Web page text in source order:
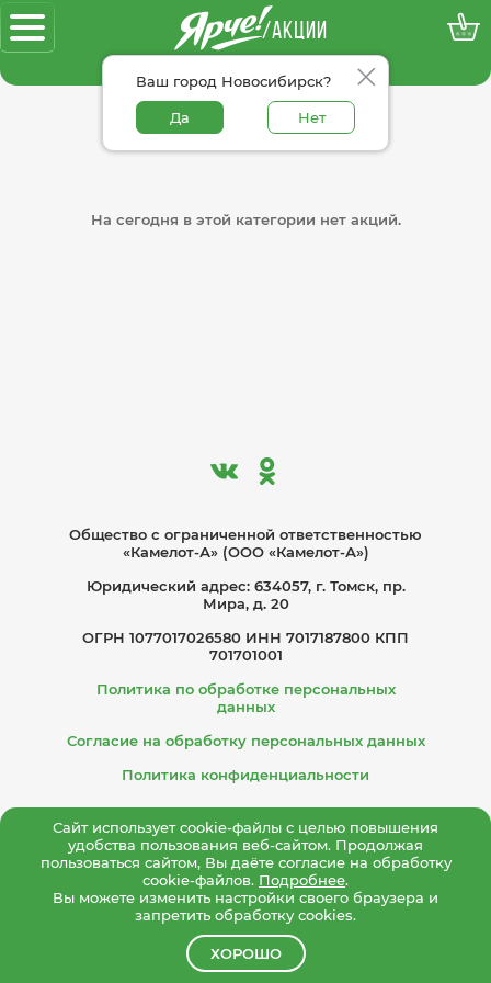
/АКЦИИ
Ваш город Новосибирск?
Да Нет
100% достоверные акции
На сегодня в этой категории нет акций.
Общество с ограниче­нной ответственностью
«Камелот-А» (ООО «Камелот-А»)
Юридический адрес: 634057, г. Томск, пр.
Мира, д. 20
ОГРН 1077017026580 ИНН 7017187800 КПП
701701001
Политика по обработке персональных
данных
Согласие на обработку персональных данных
Политика конфиденциальности
Сайт использует cookie-файлы с целью повышения
удобства пользования веб-сайтом. Продолжая
пользоваться сайтом, Вы даёте согласие на обработку
cookie-файлов. Подробнее.
Вы можете изменить настройки своего браузера и
запретить обработку cookies.
ХОРОШО